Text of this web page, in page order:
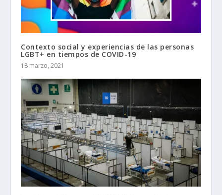
Contexto social y experiencias de las personas
LGBT+ en tiempos de COVID-19
18 marzo, 2021